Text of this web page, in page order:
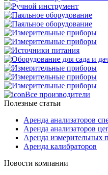
Все производители
Полезные статьи
Аренда анализаторов
Аренда анализаторов
Аренда измерительных
Аренда калибраторов
Новости компании